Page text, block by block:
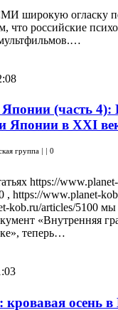
широкую огласку
что российские
(часть 4):
Японии в XXI
группа | | 0
https://www.planet-
, https://www.planet-
kob.ru/articles/5100 мы
«Внутренняя
теперь…
кровавая осень